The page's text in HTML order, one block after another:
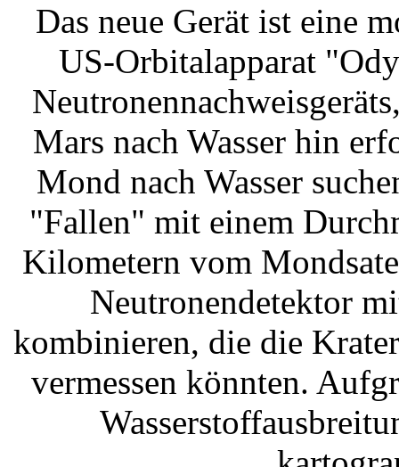
Das neue Gerät ist eine
US-Orbitalapparat
Mars nach Wasser hin
Mond nach Wasser
"Fallen" mit einem
Kilometern vom
Neutronendetektor
kombinieren, die die
vermessen könnten.